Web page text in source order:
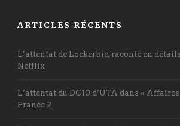
ARTICLES RÉCENTS
L’attentat de Lockerbie, raconté en
Netflix
L’attentat du DC10 d’UTA dans «
France 2